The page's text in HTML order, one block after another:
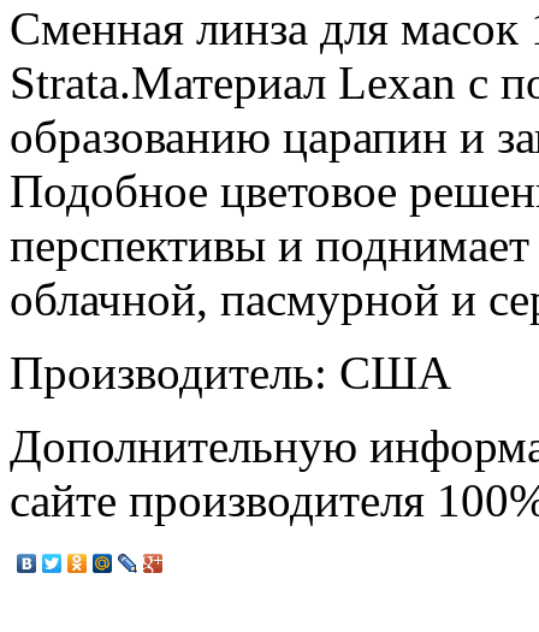
Сменная линза для
Strata.Материал Lexan c
образованию царапин и
Подобное цветовое
перспективы и
облачной, пасмурной и
Производитель: США
Дополнительную
сайте производителя